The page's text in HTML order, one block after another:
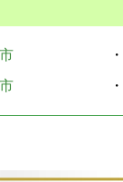
・
・